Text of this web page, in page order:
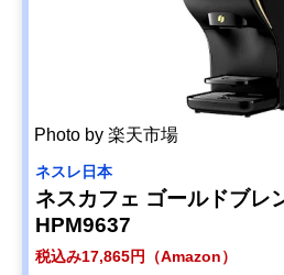
Photo by 楽天市場
ネスレ日本
ネスカフェ ゴールドブレ
HPM9637
税込み17,865円（Amazon）